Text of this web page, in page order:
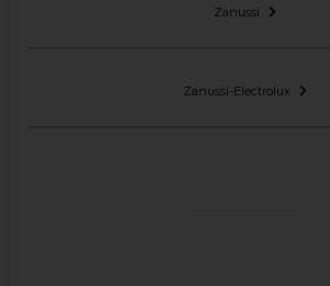
Zanussi
Zanussi-Electrolux